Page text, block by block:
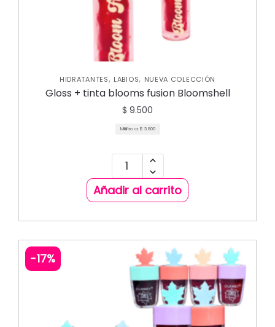
HIDRATANTES, LABIOS, NUEVA COLECCIÓN
Gloss + tinta blooms fusion Bloomshell
$ 9.500
Mililitro a: $ 3.800
Añadir al carrito
-17%